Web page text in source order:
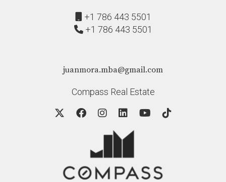
+1 786 443 5501
+1 786 443 5501
juanmora.mba@gmail.com
Compass Real Estate